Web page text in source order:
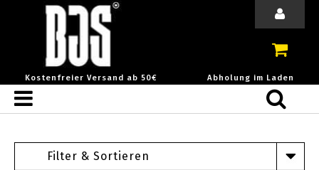
Kostenfreier Versand ab 50€ Abholung im Laden
Filter & Sortieren